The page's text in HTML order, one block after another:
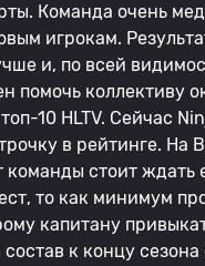
Команда очень
игрокам.
и, по всей
помочь коллективу
10 HLTV. Сейчас
в рейтинге. На
команды стоит ждать
то как минимум
капитану
к концу сезона